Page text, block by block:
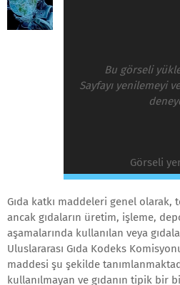
Bu görseli
Sayfayı yenilemeyi
Görseli
Gıda katkı maddeleri genel olarak,
ancak gıdaların üretim, işleme,
aşamalarında kullanılan veya
Uluslararası Gıda Kodeks
maddesi şu şekilde
kullanılmayan ve gıdanın tipik bir